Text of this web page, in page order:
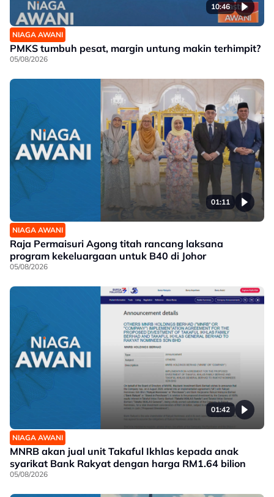
10:46
NIAGA AWANI
PMKS tumbuh pesat, margin untung makin terhimpit?
05/08/2026
01:11
NIAGA AWANI
Raja Permaisuri Agong titah rancang laksana
program kekeluargaan untuk B40 di Johor
05/08/2026
01:42
NIAGA AWANI
MNRB akan jual unit Takaful Ikhlas kepada anak
syarikat Bank Rakyat dengan harga RM1.64 bilion
05/08/2026